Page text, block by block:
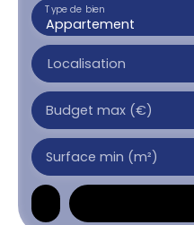
Appartement
Type de bien
Localisation
Budget max (€)
Surface min (m²)